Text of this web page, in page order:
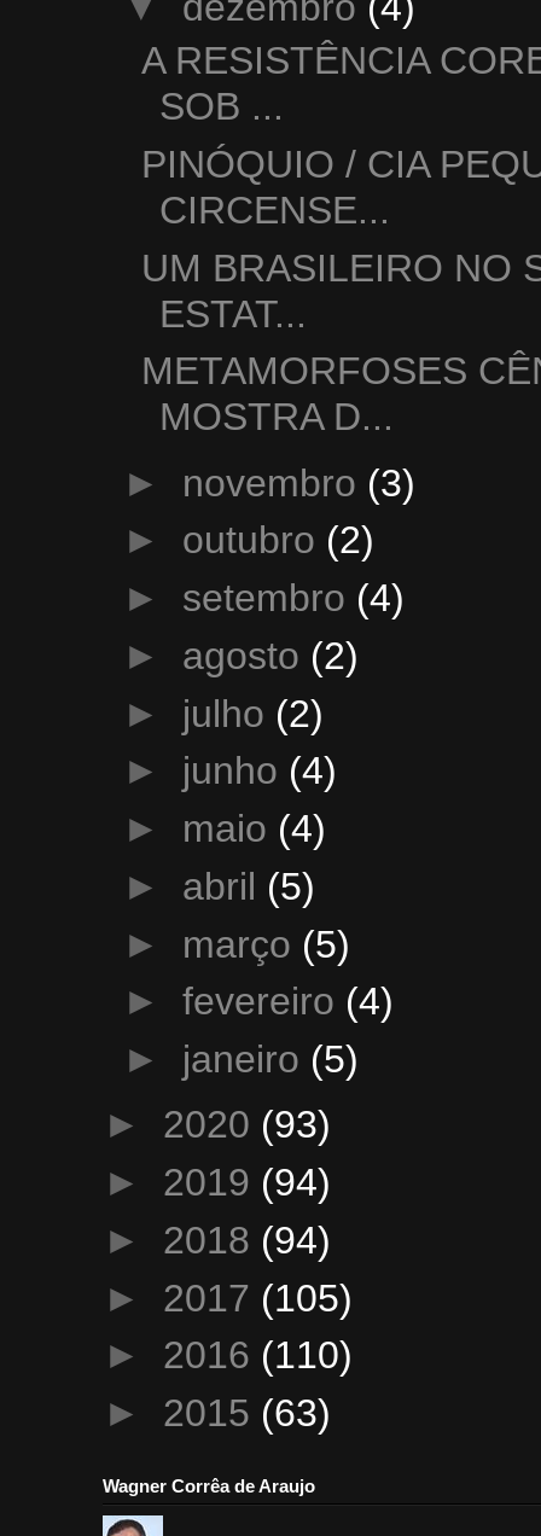
A RESISTÊNCIA
SOB ...
PINÓQUIO / CIA
CIRCENSE...
UM BRASILEIRO NO
ESTAT...
METAMORFOSES
MOSTRA D...
► novembro (3)
► outubro (2)
► setembro (4)
► agosto (2)
► julho (2)
► junho (4)
► maio (4)
► abril (5)
► março (5)
► fevereiro (4)
► janeiro (5)
► 2020 (93)
► 2019 (94)
► 2018 (94)
► 2017 (105)
► 2016 (110)
► 2015 (63)
Wagner Corrêa de Araujo